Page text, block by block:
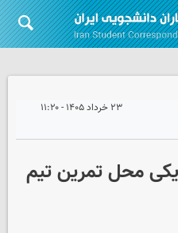
۲۳ خرداد ۱۴۰۵ - ۱۱:۲۰
محل تمرین تیم